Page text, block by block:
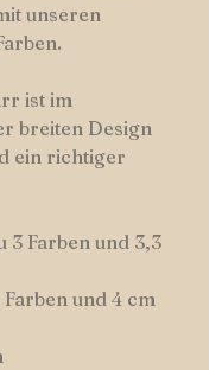
unseren
ist im
breiten Design
ein richtiger
3 Farben und 3,3
Farben und 4 cm